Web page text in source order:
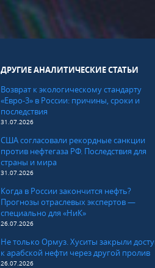
ДРУГИЕ АНАЛИТИЧЕСКИЕ СТАТЬИ
Возврат к экологическому стандарту
«Евро-3» в России: причины, сроки и
последствия
31.07.2026
США согласовали рекордные санкции
против нефтегаза РФ. Последствия для
страны и мира
31.07.2026
Когда в России закончится нефть?
Прогнозы отраслевых экспертов —
специально для «НиК»
26.07.2026
Не только Ормуз. Хуситы закрыли
к арабской нефти через другой пролив
26.07.2026